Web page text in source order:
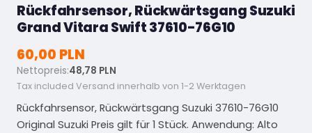
Rückfahrsensor, Rückwärtsgang Suzuki
Grand Vitara Swift 37610-76G10
60,00 PLN
Nettopreis:48,78 PLN
Tax included Versand innerhalb von 1-2 Werktagen
Rückfahrsensor, Rückwärtsgang Suzuki 37610-76G10
Original Suzuki Preis gilt für 1 Stück. Anwendung: Alto